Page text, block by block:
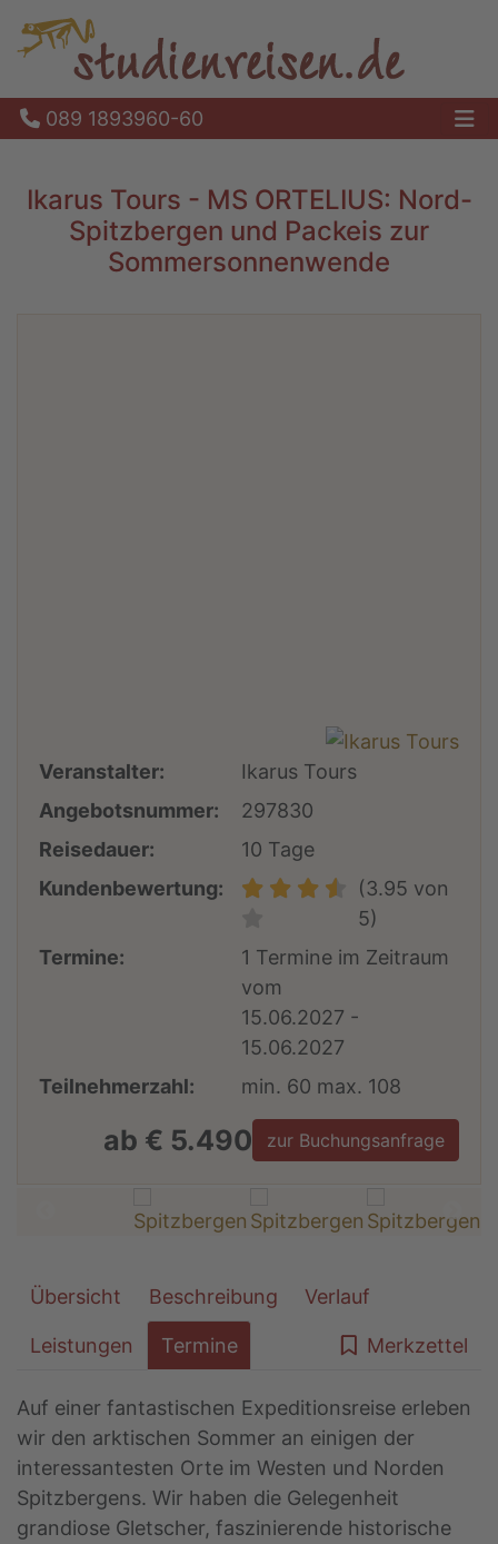
089 1893960-60
Ikarus Tours - MS ORTELIUS: Nord-
Spitzbergen und Packeis zur
Sommersonnenwende
Veranstalter:
Ikarus Tours
Angebotsnummer:
297830
Reisedauer:
10 Tage
Kundenbewertung:
(3.95 von
5)
Termine:
1 Termine im Zeitraum
vom
15.06.2027 -
15.06.2027
Teilnehmerzahl:
min. 60 max. 108
ab € 5.490 zur Buchungsanfrage
Übersicht Beschreibung Verlauf
Leistungen Termine Merkzettel
Auf einer fantastischen Expeditionsreise erleben
wir den arktischen Sommer an einigen der
interessantesten Orte im Westen und Norden
Spitzbergens. Wir haben die Gelegenheit
grandiose Gletscher, faszinierende historische